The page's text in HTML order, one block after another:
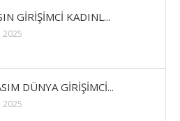
GİRİŞİMCİ KADINL...
2025
DÜNYA GİRİŞİMCİ...
2025